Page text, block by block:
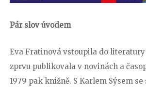
Pár slov úvodem
Eva Fratinová vstoupila do literatury
zprvu publikovala v novinách a
1979 pak knižně. S Karlem Sýsem